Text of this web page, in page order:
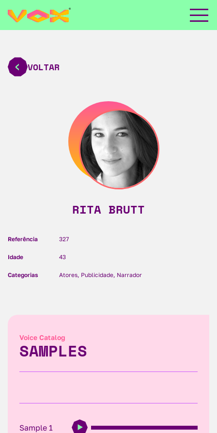
VOLTAR
RITA BRUTT
Referência 327
Idade 43
Categorias Atores, Publicidade, Narrador
Voice Catalog
SAMPLES
Sample 1